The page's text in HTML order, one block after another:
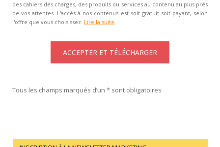
des cahiers des charges, des produits ou services au contenu au plus près
de vos attentes. L'accès à nos contenus est soit gratuit soit payant, selon
l'offre que vous choisissez. Lire la suite
Tous les champs marqués d’un * sont obligatoires